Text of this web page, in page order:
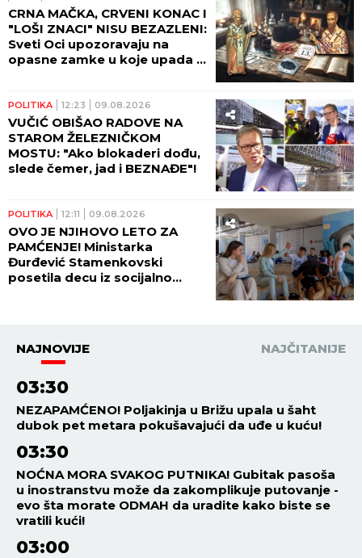
CRNA MAČKA, CRVENI KONAC I
"LOŠI ZNACI" NISU BEZAZLENI:
Sveti Oci upozoravaju na
opasne zamke u koje upada i
POLITIKA 12:23 09.08.2026
VUČIĆ OBIŠAO RADOVE NA
STAROM ŽELEZNIČKOM
MOSTU: "Ako blokaderi dođu,
slede čemer, jad i BEZNAĐE"!
POLITIKA 12:11 09.08.2026
OVO JE NJIHOVO LETO ZA
PAMĆENJE! Ministarka
Đurđević Stamenkovski
posetila decu iz socijalno
NAJNOVIJE
NAJČITANIJE
03:30
NEZAPAMĆENO! Poljakinja u Brižu upala u šaht
dubok pet metara pokušavajući da uđe u kuću!
03:30
NOĆNA MORA SVAKOG PUTNIKA! Gubitak pasoša
u inostranstvu može da zakomplikuje putovanje -
evo šta morate ODMAH da uradite kako biste se
vratili kući!
03:00